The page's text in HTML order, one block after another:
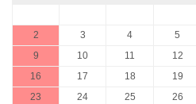
2
3 4 5
9
10 11 12
16
17 18 19
23
24 25 26